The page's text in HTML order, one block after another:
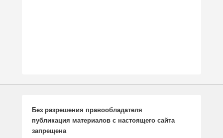
Без разрешения правообладателя
публикация материалов с настоящего сайта
запрещена